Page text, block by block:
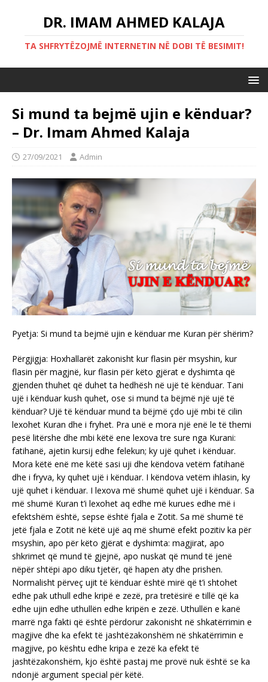
DR. IMAM AHMED KALAJA
TA SHFRYTËZOJMË INTERNETIN NË DOBI TË BESIMIT!
Si mund ta bejmë ujin e kënduar?
– Dr. Imam Ahmed Kalaja
27/09/2021 Admin
Pyetja: Si mund ta bejmë ujin e kënduar me Kuran për shërim?
Përgjigja: Hoxhallarët zakonisht kur flasin për msyshin, kur
flasin për magjnë, kur flasin për këto gjërat e dyshimta që
gjenden thuhet që duhet ta hedhësh në ujë të kënduar. Tani
ujë i kënduar kush quhet, ose si mund ta bëjmë një ujë të
kënduar? Ujë të kënduar mund ta bëjmë çdo ujë mbi të cilin
lexohet Kuran dhe i fryhet. Pra unë e mora një enë le të themi
pesë litërshe dhe mbi këtë ene lexova tre sure nga Kurani:
fatihanë, ajetin kursij edhe felekun; ky ujë quhet i kënduar.
Mora këtë enë me këtë sasi uji dhe këndova vetëm fatihanë
dhe i fryva, ky quhet ujë i kënduar. I këndova vetëm ihlasin, ky
ujë quhet i kënduar. I lexova më shumë quhet ujë i kënduar. Sa
më shumë Kuran t’i lexohet aq edhe më kurues edhe më i
efektshëm është, sepse është fjala e Zotit. Sa më shumë të
jetë fjala e Zotit në këtë ujë aq më shumë efekt pozitiv ka për
msyshin, apo për këto gjërat e dyshimta: magjirat, apo
shkrimet që mund të gjejnë, apo nuskat që mund të jenë
nëpër shtëpi apo diku tjetër, që hapen aty dhe prishen.
Normalisht përveç ujit të kënduar është mirë që t’i shtohet
edhe pak uthull edhe kripë e zezë, pra tretësirë e tillë që ka
edhe ujin edhe uthullën edhe kripën e zezë. Uthullën e kanë
marrë nga fakti që është përdorur zakonisht në shkatërrimin e
magjive dhe ka efekt të jashtëzakonshëm në shkatërrimin e
magjive, po kështu edhe kripa e zezë ka efekt të
jashtëzakonshëm, kjo është pastaj me provë nuk është se ka
ndonjë argument special për këtë.